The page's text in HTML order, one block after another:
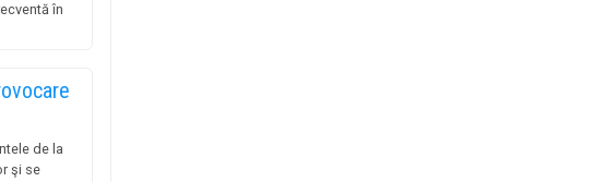
în
de la
şi se